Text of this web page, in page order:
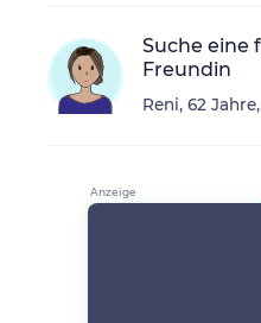
Suche eine
Freundin
Reni, 62